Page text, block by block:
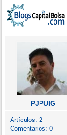
PJPUIG
Artículos: 2
Comentarios: 0